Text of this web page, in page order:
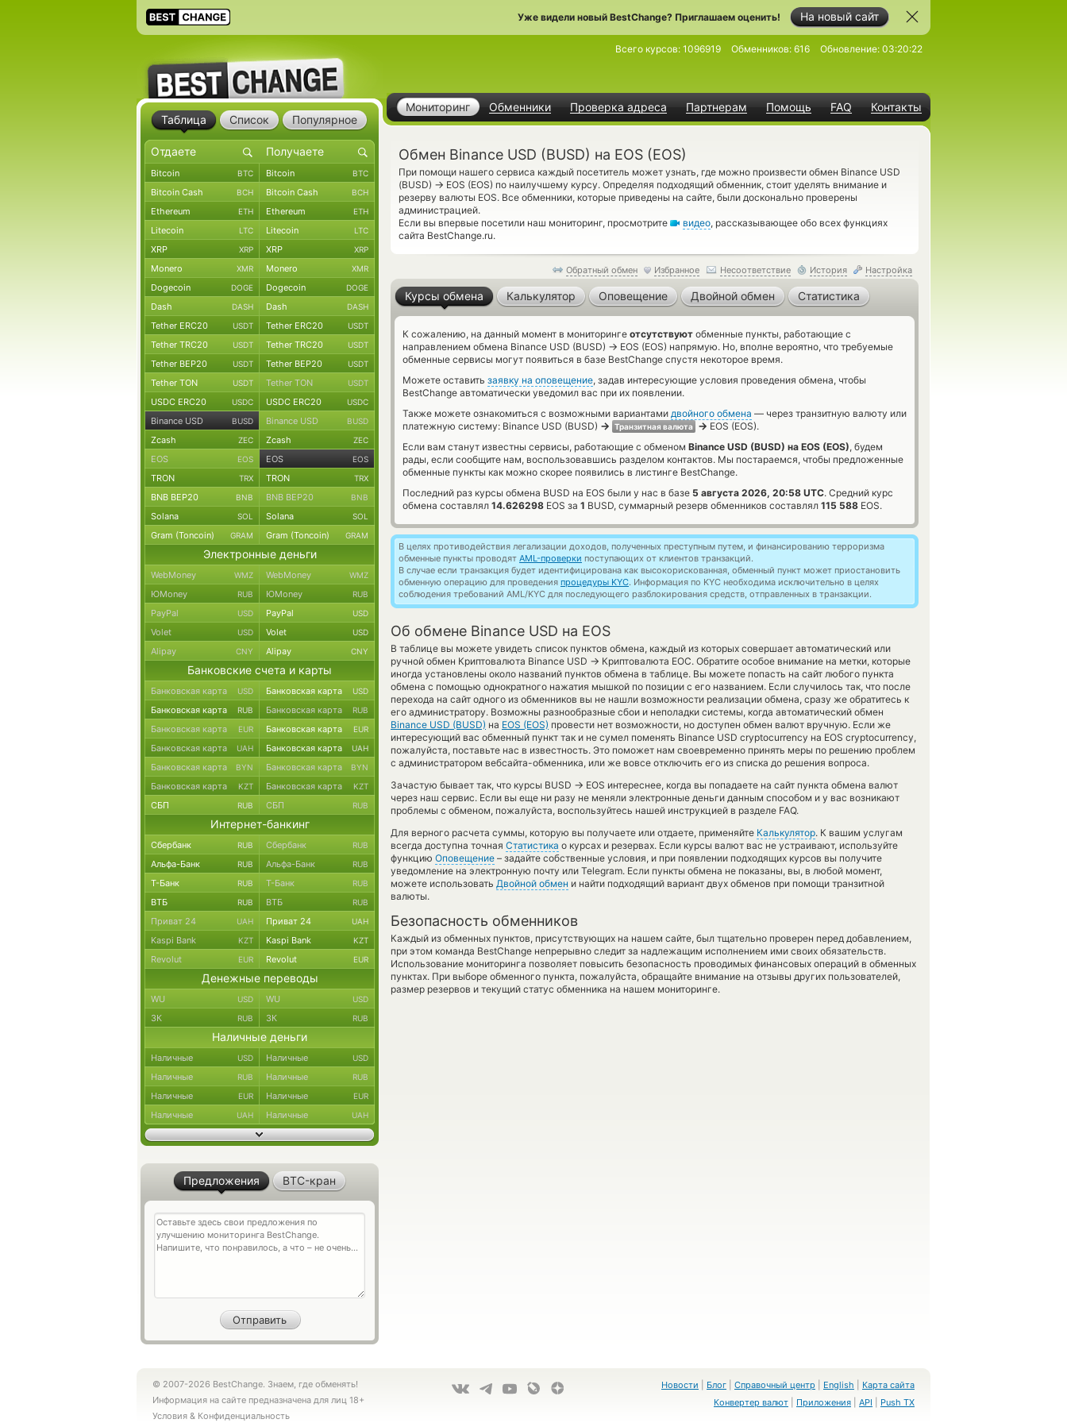
На новый сайт
Уже видели новый BestChange? Приглашаем оценить!
Мониторинг Обменники Проверка адреса Партнерам Помощь FAQ Контакты
Всего курсов: 1096919 Обменников: 616 Обновление: 03:20:22
Обмен Binance USD (BUSD) на EOS (EOS)
При помощи нашего сервиса каждый посетитель может узнать, где можно произвести обмен Binance USD
(BUSD) → EOS (EOS) по наилучшему курсу. Определяя подходящий обменник, стоит уделять внимание и
резерву валюты EOS. Все обменники, которые приведены на сайте, были досконально проверены
администрацией.
Если вы впервые посетили наш мониторинг, просмотрите
видео, рассказывающее обо всех функциях
сайта BestChange.ru.
Обратный обмен Избранное Несоответствие История Настройка
Курсы обмена Калькулятор Оповещение Двойной обмен Статистика
К сожалению, на данный момент в мониторинге отсутствуют обменные пункты, работающие с
направлением обмена Binance USD (BUSD) → EOS (EOS) напрямую. Но, вполне вероятно, что требуемые
обменные сервисы могут появиться в базе BestChange спустя некоторое время.
Можете оставить заявку на оповещение, задав интересующие условия проведения обмена, чтобы
BestChange автоматически уведомил вас при их появлении.
Также можете ознакомиться с возможными вариантами двойного обмена — через транзитную валюту или
платежную систему: Binance USD (BUSD) → Транзитная валюта → EOS (EOS).
Если вам станут известны сервисы, работающие с обменом Binance USD (BUSD) на EOS (EOS), будем
рады, если сообщите нам, воспользовавшись разделом контактов. Мы постараемся, чтобы предложенные
обменные пункты как можно скорее появились в листинге BestChange.
Последний раз курсы обмена BUSD на EOS были у нас в базе 5 августа 2026, 20:58 UTC. Средний курс
обмена составлял 14.626298 EOS за 1 BUSD, суммарный резерв обменников составлял 115 588 EOS.
В целях противодействия легализации доходов, полученных преступным путем, и финансированию терроризма
обменные пункты проводят AML-проверки поступающих от клиентов транзакций.
В случае если транзакция будет идентифицирована как высокорискованная, обменный пункт может приостановить
обменную операцию для проведения процедуры KYC. Информация по KYC необходима исключительно в целях
соблюдения требований AML/KYC для последующего разблокирования средств, отправленных в транзакции.
Об обмене Binance USD на EOS
В таблице вы можете увидеть список пунктов обмена, каждый из которых совершает автоматический или
ручной обмен Криптовалюта Binance USD → Криптовалюта ЕОС. Обратите особое внимание на метки, которые
иногда установлены около названий пунктов обмена в таблице. Вы можете попасть на сайт любого пункта
обмена с помощью однократного нажатия мышкой по позиции с его названием. Если случилось так, что после
перехода на сайт одного из обменников вы не нашли возможности реализации обмена, сразу же обратитесь к
его администратору. Возможны разнообразные сбои и неполадки системы, когда автоматический обмен
Binance USD (BUSD) на EOS (EOS) провести нет возможности, но доступен обмен валют вручную. Если же
интересующий вас обменный пункт так и не сумел поменять Binance USD cryptocurrency на EOS cryptocurrency,
пожалуйста, поставьте нас в известность. Это поможет нам своевременно принять меры по решению проблем
с администратором вебсайта-обменника, или же вовсе отключить его из списка до решения вопроса.
Зачастую бывает так, что курсы BUSD → EOS интереснее, когда вы попадаете на сайт пункта обмена валют
через наш сервис. Если вы еще ни разу не меняли электронные деньги данным способом и у вас возникают
проблемы с обменом, пожалуйста, воспользуйтесь нашей инструкцией в разделе FAQ.
Для верного расчета суммы, которую вы получаете или отдаете, применяйте Калькулятор. К вашим услугам
всегда доступна точная Статистика о курсах и резервах. Если курсы валют вас не устраивают, используйте
функцию Оповещение – задайте собственные условия, и при появлении подходящих курсов вы получите
уведомление на электронную почту или Telegram. Если пункты обмена не показаны, вы, в любой момент,
можете использовать Двойной обмен и найти подходящий вариант двух обменов при помощи транзитной
валюты.
Безопасность обменников
Каждый из обменных пунктов, присутствующих на нашем сайте, был тщательно проверен перед добавлением,
при этом команда BestChange непрерывно следит за надлежащим исполнением ими своих обязательств.
Использование мониторинга позволяет повысить безопасность проводимых финансовых операций в обменных
пунктах. При выборе обменного пункта, пожалуйста, обращайте внимание на отзывы других пользователей,
размер резервов и текущий статус обменника на нашем мониторинге.
Таблица Список Популярное
Bitcoin BTC Bitcoin BTC
Bitcoin Cash BCH Bitcoin Cash BCH
Ethereum ETH Ethereum ETH
Litecoin LTC Litecoin LTC
XRP XRP XRP XRP
Monero XMR Monero XMR
Dogecoin DOGE Dogecoin DOGE
Dash DASH Dash DASH
Tether ERC20 USDT Tether ERC20 USDT
Tether TRC20 USDT Tether TRC20 USDT
Tether BEP20 USDT Tether BEP20 USDT
Tether TON USDT Tether TON USDT
USDC ERC20 USDC USDC ERC20 USDC
Binance USD BUSD Binance USD BUSD
Zcash ZEC Zcash ZEC
EOS EOS EOS EOS
TRON TRX TRON TRX
BNB BEP20 BNB BNB BEP20 BNB
Solana SOL Solana SOL
Gram (Toncoin) GRAM Gram (Toncoin) GRAM
Электронные деньги
WebMoney WMZ WebMoney WMZ
ЮMoney RUB ЮMoney RUB
PayPal USD PayPal USD
Volet USD Volet USD
Alipay CNY Alipay CNY
Банковские счета и карты
Банковская карта USD Банковская карта USD
Банковская карта RUB Банковская карта RUB
Банковская карта EUR Банковская карта EUR
Банковская карта UAH Банковская карта UAH
Банковская карта BYN Банковская карта BYN
Банковская карта KZT Банковская карта KZT
СБП RUB СБП RUB
Интернет-банкинг
Сбербанк RUB Сбербанк RUB
Альфа-Банк RUB Альфа-Банк RUB
Т-Банк RUB Т-Банк RUB
ВТБ RUB ВТБ RUB
Приват 24 UAH Приват 24 UAH
Kaspi Bank KZT Kaspi Bank KZT
Revolut EUR Revolut EUR
Денежные переводы
WU USD WU USD
ЗК RUB ЗК RUB
Наличные деньги
Наличные USD Наличные USD
Наличные RUB Наличные RUB
Наличные EUR Наличные EUR
Наличные UAH Наличные UAH
Предложения BTC-кран
© 2007-2026 BestChange. Знаем, где обменять!
Информация на сайте предназначена для лиц 18+
Условия & Конфиденциальность
Новости Блог Справочный центр English
Карта сайта
Конвертер валют
Приложения API Push TX